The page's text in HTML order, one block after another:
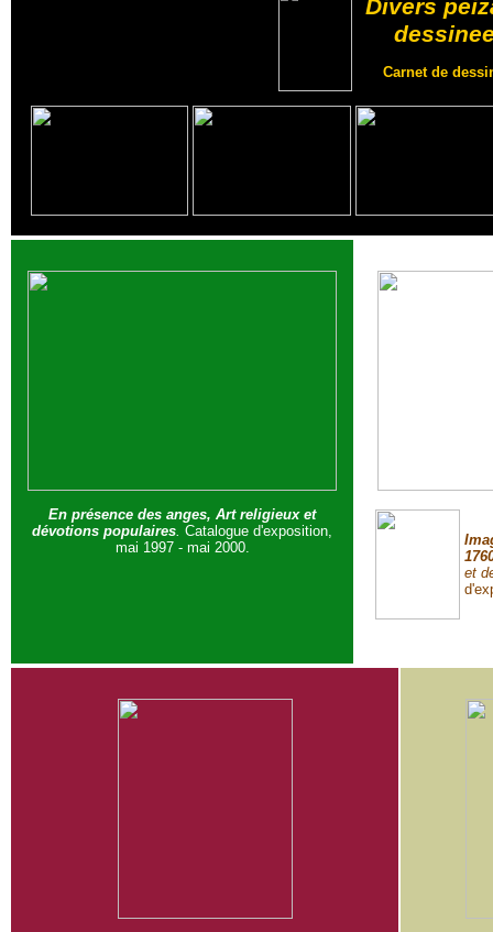
Divers
Carnet de
En présence des anges, Art religieux et
dévotions populaires Catalogue d'exposition,
mai 1997 - mai 2000.
et